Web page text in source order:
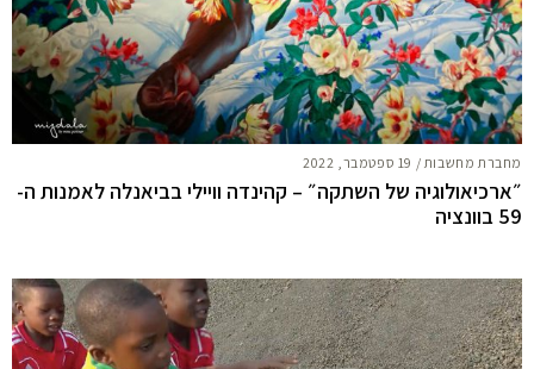
מחברת מחשבות / 19 ספטמבר, 2022
״ארכיאולוגיה של השתקה״ – קהינדה וויילי בביאנלה לאמנות ה-
59 בוונציה